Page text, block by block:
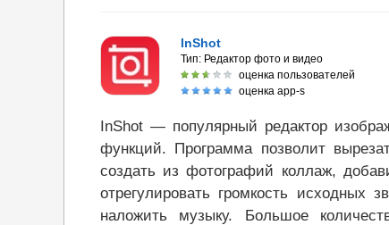
InShot
Тип: Редактор фото и видео
оценка пользователей
оценка app-s
InShot — популярный редактор
функций. Программа позволит
создать из фотографий коллаж,
отрегулировать громкость
наложить музыку. Большое